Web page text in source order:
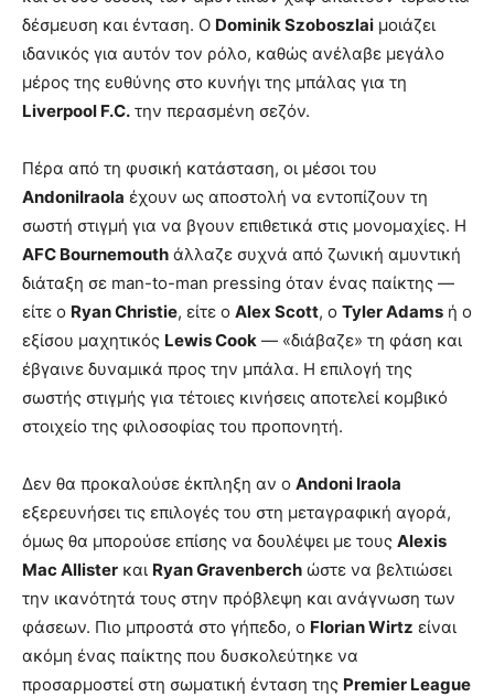
δέσμευση και ένταση. Ο Dominik Szoboszlai μοιάζει
ιδανικός για αυτόν τον ρόλο, καθώς ανέλαβε μεγάλο
μέρος της ευθύνης στο κυνήγι της μπάλας για τη
Liverpool F.C. την περασμένη σεζόν.
Πέρα από τη φυσική κατάσταση, οι μέσοι του
AndoniIraola έχουν ως αποστολή να εντοπίζουν τη
σωστή στιγμή για να βγουν επιθετικά στις μονομαχίες. Η
AFC Bournemouth άλλαζε συχνά από ζωνική αμυντική
διάταξη σε man-to-man pressing όταν ένας παίκτης —
είτε ο Ryan Christie, είτε ο Alex Scott, ο Tyler Adams ή ο
εξίσου μαχητικός Lewis Cook — «διάβαζε» τη φάση και
έβγαινε δυναμικά προς την μπάλα. Η επιλογή της
σωστής στιγμής για τέτοιες κινήσεις αποτελεί κομβικό
στοιχείο της φιλοσοφίας του προπονητή.
Δεν θα προκαλούσε έκπληξη αν ο Andoni Iraola
εξερευνήσει τις επιλογές του στη μεταγραφική αγορά,
όμως θα μπορούσε επίσης να δουλέψει με τους Alexis
Mac Allister και Ryan Gravenberch ώστε να βελτιώσει
την ικανότητά τους στην πρόβλεψη και ανάγνωση των
φάσεων. Πιο μπροστά στο γήπεδο, ο Florian Wirtz είναι
ακόμη ένας παίκτης που δυσκολεύτηκε να
προσαρμοστεί στη σωματική ένταση της Premier League